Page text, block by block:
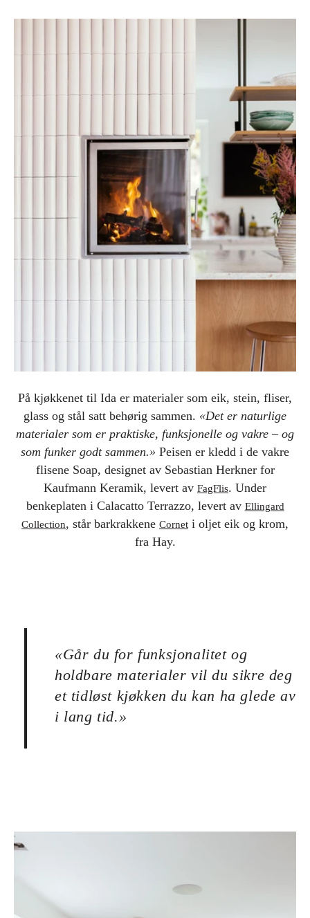
På kjøkkenet til Ida er materialer som eik, stein, fliser,
glass og stål satt behørig sammen. «Det er naturlige
materialer som er praktiske, funksjonelle og vakre – og
som funker godt sammen.» Peisen er kledd i de vakre
flisene Soap, designet av Sebastian Herkner for
Kaufmann Keramik, levert av FagFlis. Under
benkeplaten i Calacatto Terrazzo, levert av Ellingard
Collection, står barkrakkene Cornet i oljet eik og krom,
fra Hay.
«Går du for funksjonalitet og
holdbare materialer vil du sikre deg
et tidløst kjøkken du kan ha glede av
i lang tid.»